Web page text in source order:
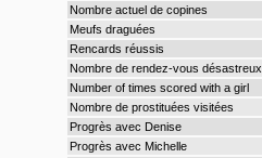
Nombre actuel de copines
Meufs draguées
Rencards réussis
Nombre de rendez-vous désastreux
Number of times scored with a girl
Nombre de prostituées visitées
Progrès avec Denise
Progrès avec Michelle